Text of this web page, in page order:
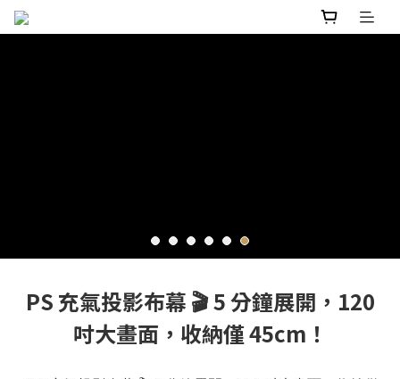
PS 充氣投影布幕 🎬 5 分鐘展開，120
吋大畫面，收納僅 45cm！